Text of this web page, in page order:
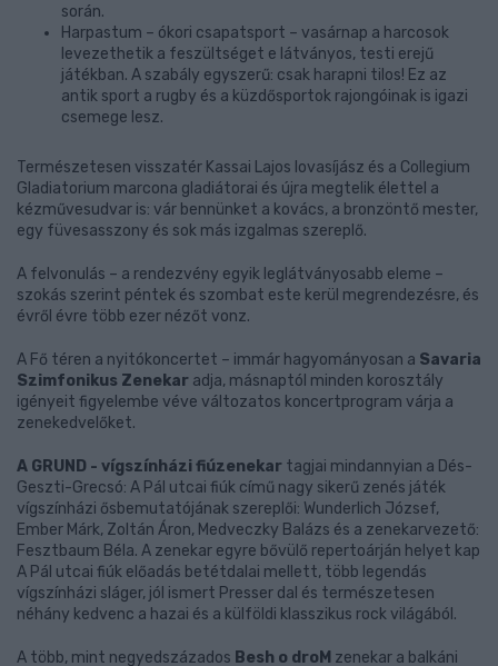
során.
Harpastum – ókori csapatsport – vasárnap a harcosok
levezethetik a feszültséget e látványos, testi erejű
játékban. A szabály egyszerű: csak harapni tilos! Ez az
antik sport a rugby és a küzdősportok rajongóinak is igazi
csemege lesz.
Természetesen visszatér Kassai Lajos lovasíjász és a Collegium
Gladiatorium marcona gladiátorai és újra megtelik élettel a
kézművesudvar is: vár bennünket a kovács, a bronzöntő mester,
egy füvesasszony és sok más izgalmas szereplő.
A felvonulás – a rendezvény egyik leglátványosabb eleme –
szokás szerint péntek és szombat este kerül megrendezésre, és
évről évre több ezer nézőt vonz.
A Fő téren a nyitókoncertet – immár hagyományosan a Savaria
Szimfonikus Zenekar adja, másnaptól minden korosztály
igényeit figyelembe véve változatos koncertprogram várja a
zenekedvelőket.
A GRUND - vígszínházi fiúzenekar tagjai mindannyian a Dés-
Geszti-Grecsó: A Pál utcai fiúk című nagy sikerű zenés játék
vígszínházi ősbemutatójának szereplői: Wunderlich József,
Ember Márk, Zoltán Áron, Medveczky Balázs és a zenekarvezető:
Fesztbaum Béla. A zenekar egyre bővülő repertoárján helyet kap
A Pál utcai fiúk előadás betétdalai mellett, több legendás
vígszínházi sláger, jól ismert Presser dal és természetesen
néhány kedvenc a hazai és a külföldi klasszikus rock világából.
A több, mint negyedszázados Besh o droM zenekar a balkáni